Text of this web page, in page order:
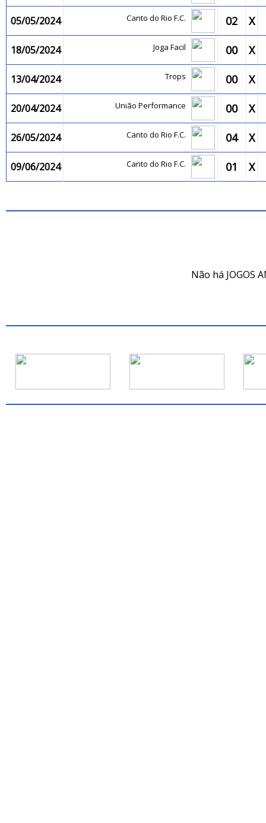
05/05/2024 Canto do Rio F.C. 02 X
18/05/2024 Joga Facil 00 X
13/04/2024 Trops 00 X
20/04/2024 União Performance 00 X
26/05/2024 Canto do Rio F.C. 04 X
09/06/2024 Canto do Rio F.C. 01 X
Não há JOGOS